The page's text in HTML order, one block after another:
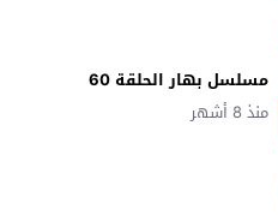
مسلسل بهار الحلقة 60
منذ 8 أشهر